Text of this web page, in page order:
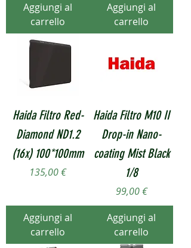
Aggiungi al
carrello
Aggiungi al
carrello
Haida Filtro Red-
Diamond ND1.2
(16x) 100*100mm
Prezzo
135,00 €
Aggiungi al
carrello
Haida Filtro M10 II
Drop-in Nano-
coating Mist Black
1/8
Prezzo
99,00 €
Aggiungi al
carrello